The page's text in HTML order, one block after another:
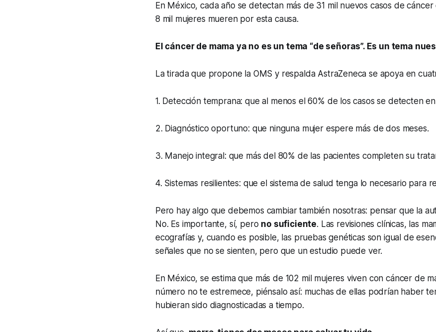
En México, cada año se detectan más de 31 mil nuevos casos de
8 mil mujeres mueren por esta causa.
El cáncer de mama ya no es un tema “de señoras”. Es un tema
La tirada que propone la OMS y respalda AstraZeneca se apoya en
1. Detección temprana: que al menos el 60% de los casos se detecten
2. Diagnóstico oportuno: que ninguna mujer espere más de dos meses.
3. Manejo integral: que más del 80% de las pacientes completen su
4. Sistemas resilientes: que el sistema de salud tenga lo necesario para
Pero hay algo que debemos cambiar también nosotras: pensar que la
No. Es importante, sí, pero no suficiente. Las revisiones clínicas, las
ecografías y, cuando es posible, las pruebas genéticas son igual de
señales que no se sienten, pero que un estudio puede ver.
En México, se estima que más de 102 mil mujeres viven con cáncer de
número no te estremece, piénsalo así: muchas de ellas podrían haber
hubieran sido diagnosticadas a tiempo.